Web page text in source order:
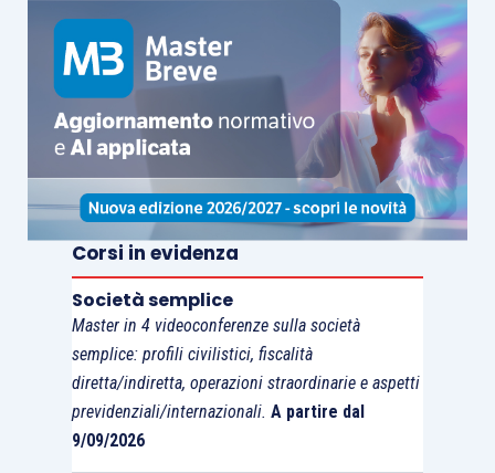
Corsi in evidenza
Società semplice
Master in 4 videoconferenze sulla società
semplice: profili civilistici, fiscalità
diretta/indiretta, operazioni straordinarie e aspetti
previdenziali/internazionali. A partire dal
9/09/2026